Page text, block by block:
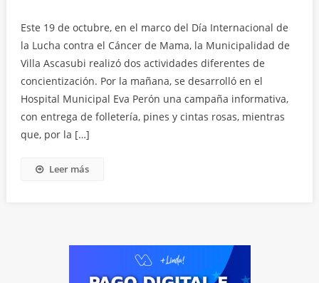
Este 19 de octubre, en el marco del Día Internacional de
la Lucha contra el Cáncer de Mama, la Municipalidad de
Villa Ascasubi realizó dos actividades diferentes de
concientización. Por la mañana, se desarrolló en el
Hospital Municipal Eva Perón una campaña informativa,
con entrega de folletería, pines y cintas rosas, mientras
que, por la […]
Leer más